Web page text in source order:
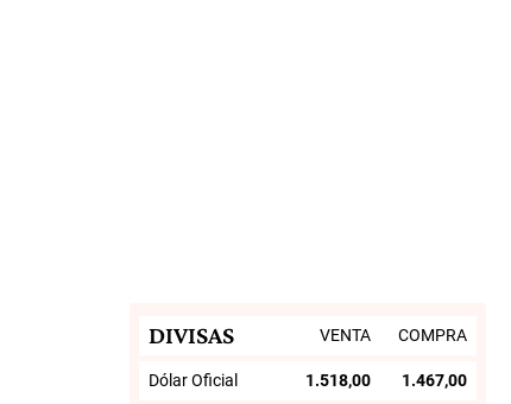
DIVISAS VENTA COMPRA
Dólar Oficial 1.518,00 1.467,00